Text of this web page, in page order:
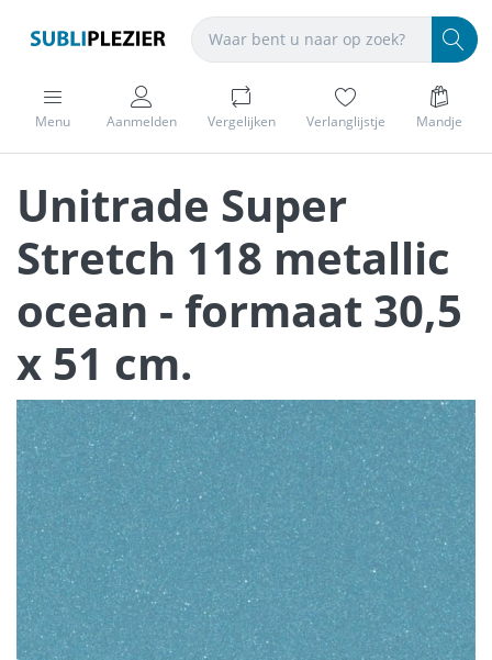
Menu Aanmelden Vergelijken Verlanglijstje Mandje
Unitrade Super
Stretch 118 metallic
ocean - formaat 30,5
x 51 cm.